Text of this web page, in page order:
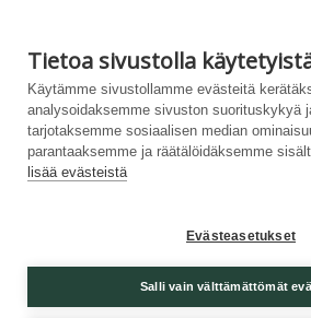
Tietoa sivustolla
Käytämme sivustollamme evästeitä
analysoidaksemme sivuston suorituskykyä
tarjotaksemme sosiaalisen median
parantaaksemme ja räätälöidäksemme
lisää evästeistä
Evästeasetukset
Salli vain välttämättömät
Tämän sivuston tuottamiseen on saatu
LIFE-ohjelmasta. Tämän sivuston sisältö
CANEMURE-hankkeen näkemyksiä ja EASME/
vastuussa sivuston sisältämän informaation
Palvelukuvaus |